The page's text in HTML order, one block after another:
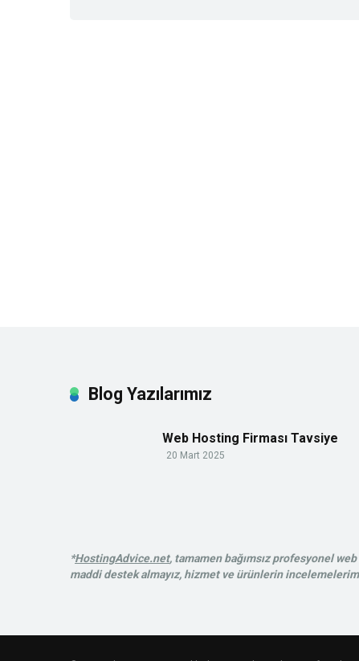
Blog Yazılarımız
Web Hosting Firması Tavsiye
20 Mart 2025
*HostingAdvice.net, tamamen bağımsız profesyonel
maddi destek almayız, hizmet ve ürünlerin